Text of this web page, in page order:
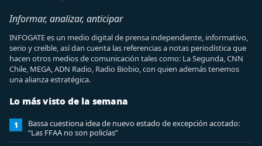
Informar, analizar, anticipar
INFOGATE es un medio digital de prensa independiente, informativo,
serio y creíble, así dan cuenta las referencias a notas periodística que
hacen otros medios de comunicación tales como: La Segunda, CNN
Chile, MEGA, ADN Radio, Radio Biobio, con quien además tenemos
una alianza estratégica.
Lo más visto de la semana
1
Bassa cuestiona idea de nuevo estado de excepción acotado:
“Las FFAA no son policías”